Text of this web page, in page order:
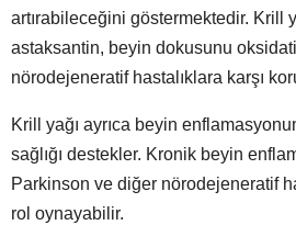
artırabileceğini göstermektedir. Krill
astaksantin, beyin dokusunu
nörodejeneratif hastalıklara karşı
Krill yağı ayrıca beyin
sağlığı destekler. Kronik beyin
Parkinson ve diğer nörodejeneratif
rol oynayabilir.